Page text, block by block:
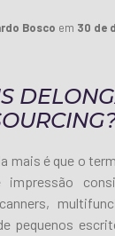
Bosco em 30 de
mais é que o
impressão
pequenos